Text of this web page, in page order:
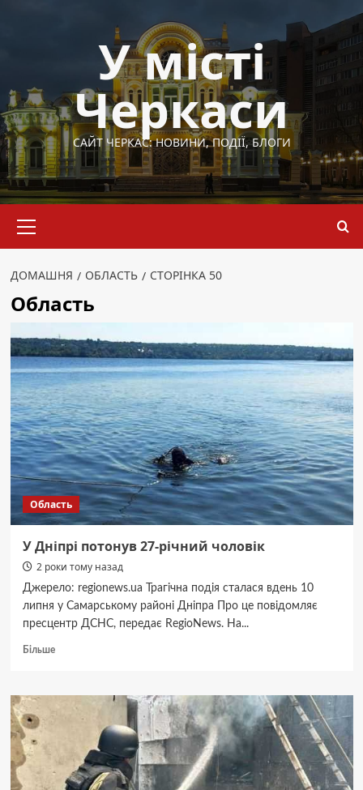
У місті
Черкаси
САЙТ ЧЕРКАС: НОВИНИ, ПОДІЇ, БЛОГИ
меню
ДОМАШНЯ ОБЛАСТЬ СТОРІНКА 50
Область
Область
У Дніпрі потонув 27-річний чоловік
2 роки тому назад
Джерело: regionews.ua Трагічна подія сталася вдень 10
липня у Самарському районі Дніпра Про це повідомляє
пресцентр ДСНС, передає RegioNews. На...
БільшеДокладніше
Дніпрі
потонув
чоловік